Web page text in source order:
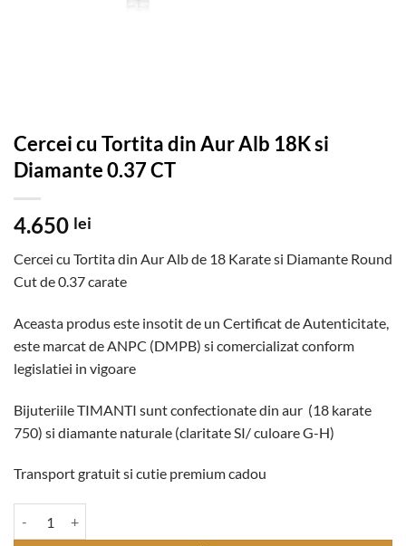
Cercei cu Tortita din Aur Alb 18K si
Diamante 0.37 CT
4.650 lei
Cercei cu Tortita din Aur Alb de 18 Karate si Diamante Round
Cut de 0.37 carate
Aceasta produs este insotit de un Certificat de Autenticitate,
este marcat de ANPC (DMPB) si comercializat conform
legislatiei in vigoare
Bijuteriile TIMANTI sunt confectionate din aur (18 karate
750) si diamante naturale (claritate SI/ culoare G-H)
Transport gratuit si cutie premium cadou